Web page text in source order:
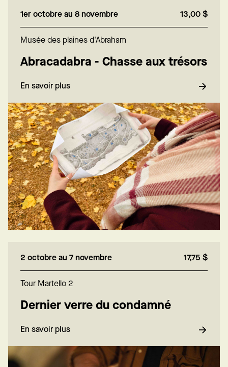
1er octobre au 8 novembre 13,00 $
Musée des plaines d'Abraham
Abracadabra - Chasse aux trésors
En savoir plus
2 octobre au 7 novembre 17,75 $
Tour Martello 2
Dernier verre du condamné
En savoir plus